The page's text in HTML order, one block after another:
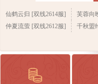
仙鹤云归 [双线2614服]
芙蓉向
仲夏流萤 [双线2612服]
千秋盟